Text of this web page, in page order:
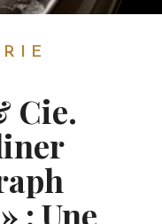
Cie.
: Une